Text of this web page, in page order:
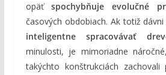
opäťspochybňuje evolučné
časových obdobiach. Ak totiž
inteligentne spracovávať
minulosti, je mimoriadne
takýchto konštrukciách